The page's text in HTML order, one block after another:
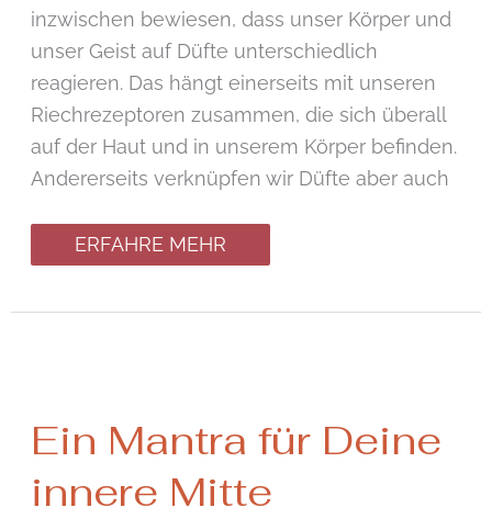
inzwischen bewiesen, dass unser Körper und
unser Geist auf Düfte unterschiedlich
reagieren. Das hängt einerseits mit unseren
Riechrezeptoren zusammen, die sich überall
auf der Haut und in unserem Körper befinden.
Andererseits verknüpfen wir Düfte aber auch
ERFAHRE MEHR
Ein Mantra für Deine
innere Mitte
Mantra
für
Deine
innere